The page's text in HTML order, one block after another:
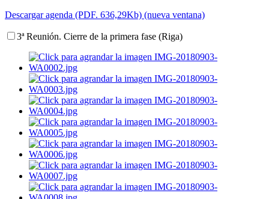
Descargar agenda (PDF. 636,29Kb) (nueva ventana)
3ª Reunión. Cierre de la primera fase (Riga)